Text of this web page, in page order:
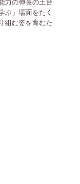
力の伸長の土台
ぶ」場面をたく
組む姿を育むた